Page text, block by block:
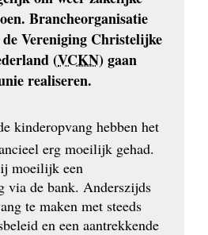
Brancheorganisatie
Vereniging Christelijke
(VCKN) gaan
realiseren.
kinderopvang hebben het
erg moeilijk gehad.
moeilijk een
via de bank. Anderszijds
te maken met steeds
en een aantrekkende